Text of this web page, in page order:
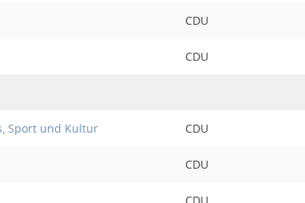
CDU
CDU
Sport und Kultur CDU
CDU